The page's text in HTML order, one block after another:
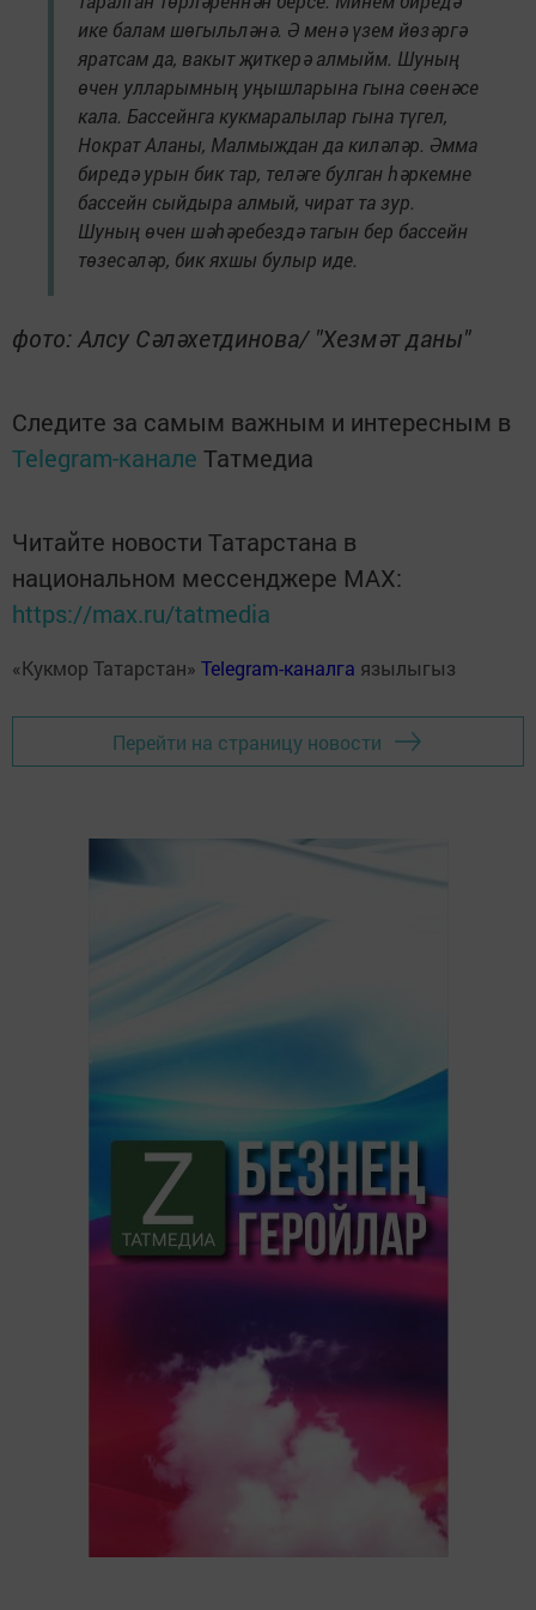
ике балам шөгыльләнә. Ә менә үзем йөзәргә
яратсам да, вакыт җиткерә алмыйм. Шуның
өчен улларымның уңышларына гына сөенәсе
кала. Бассейнга кукмаралылар гына түгел,
Нократ Аланы, Малмыждан да киләләр. Әмма
биредә урын бик тар, теләге булган һәркемне
бассейн сыйдыра алмый, чират та зур.
Шуның өчен шәһәребездә тагын бер бассейн
төзесәләр, бик яхшы булыр иде.
фото: Алсу Сәләхетдинова/ "Хезмәт даны"
Следите за самым важным и интересным в
Telegram-канале Татмедиа
Читайте новости Татарстана в
национальном мессенджере MАХ:
https://max.ru/tatmedia
«Кукмор Татарстан» Telegram-каналга язылыгыз
Перейти на страницу новости